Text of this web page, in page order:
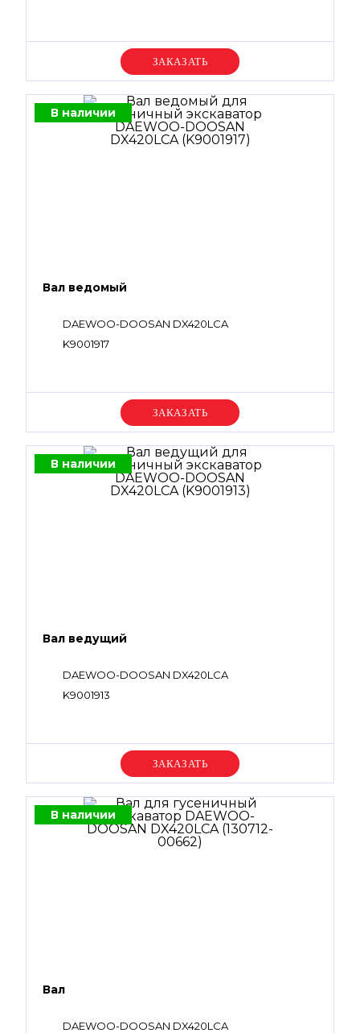
Уточняйте цену
В наличии
Вал ведомый
DAEWOO-DOOSAN DX420LCA
K9001917
Уточняйте цену
В наличии
Вал ведущий
DAEWOO-DOOSAN DX420LCA
K9001913
Уточняйте цену
В наличии
Вал
DAEWOO-DOOSAN DX420LCA